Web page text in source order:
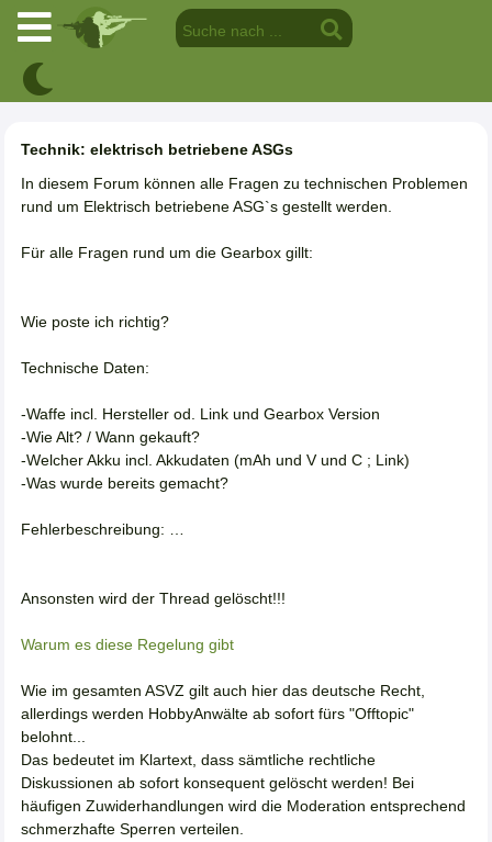
Technik: elektrisch betriebene ASGs
In diesem Forum können alle Fragen zu technischen Problemen
rund um Elektrisch betriebene ASG`s gestellt werden.
Für alle Fragen rund um die Gearbox gillt:
Wie poste ich richtig?
Technische Daten:
-Waffe incl. Hersteller od. Link und Gearbox Version
-Wie Alt? / Wann gekauft?
-Welcher Akku incl. Akkudaten (mAh und V und C ; Link)
-Was wurde bereits gemacht?
Fehlerbeschreibung: …
Ansonsten wird der Thread gelöscht!!!
Warum es diese Regelung gibt
Wie im gesamten ASVZ gilt auch hier das deutsche Recht,
allerdings werden HobbyAnwälte ab sofort fürs "Offtopic"
belohnt...
Das bedeutet im Klartext, dass sämtliche rechtliche
Diskussionen ab sofort konsequent gelöscht werden! Bei
häufigen Zuwiderhandlungen wird die Moderation entsprechend
schmerzhafte Sperren verteilen.